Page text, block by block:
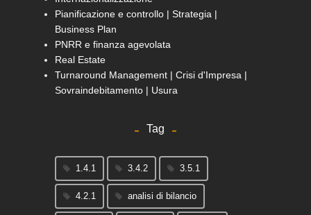
Pianificazione e controllo | Strategia |
Business Plan
PNRR e finanza agevolata
Real Estate
Turnaround Management | Crisi d'Impresa |
Sovraindebitamento | Usura
Tag
1.4.1 3.4.2 3.5.1
4.2.1 analisi di bilancio